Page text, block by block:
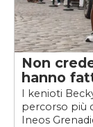
Non
hanno
I kenioti
percorso più
Ineos